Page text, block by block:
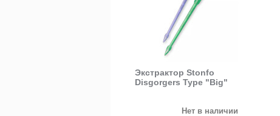
Экстрактор Stonfo
Disgorgers Type "Big"
Нет в наличии